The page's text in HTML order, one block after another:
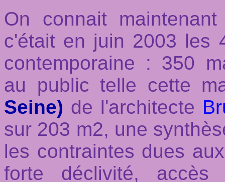
On connait
c'était en juin 2003 les
contemporaine : 350
au public telle cette
Seine) de l'architecte
sur 203 m2, une
les contraintes dues
forte déclivité, accès